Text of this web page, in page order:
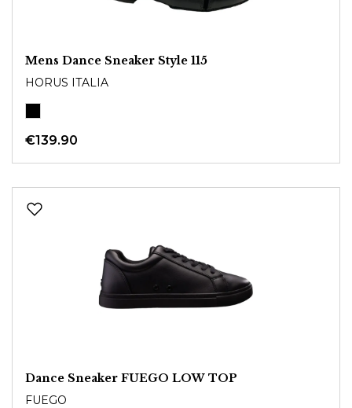
Mens Dance Sneaker Style 115
HORUS ITALIA
€139.90
Dance Sneaker FUEGO LOW TOP
FUEGO